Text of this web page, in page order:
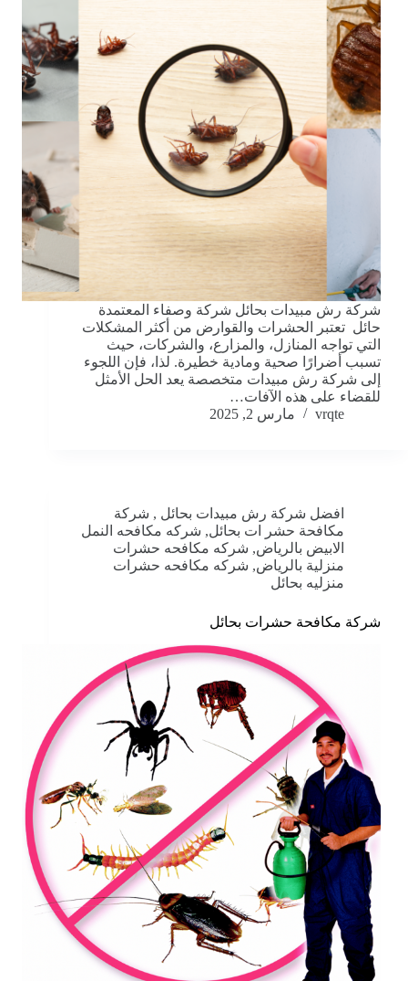
شركة رش مبيدات بحائل شركة وصفاء المعتمدة
حائل تعتبر الحشرات والقوارض من أكثر المشكلات
التي تواجه المنازل، والمزارع، والشركات، حيث
تسبب أضرارًا صحية ومادية خطيرة. لذا، فإن اللجوء
إلى شركة رش مبيدات متخصصة يعد الحل الأمثل
للقضاء على هذه الآفات…
vrqte
مارس 2, 2025
افضل شركة رش مبيدات بحائل , شركة
مكافحة حشر ات بحائل, شركه مكافحه النمل
الابيض بالرياض, شركه مكافحه حشرات
منزلية بالرياض, شركه مكافحه حشرات
منزليه بحائل
شركة مكافحة حشرات بحائل